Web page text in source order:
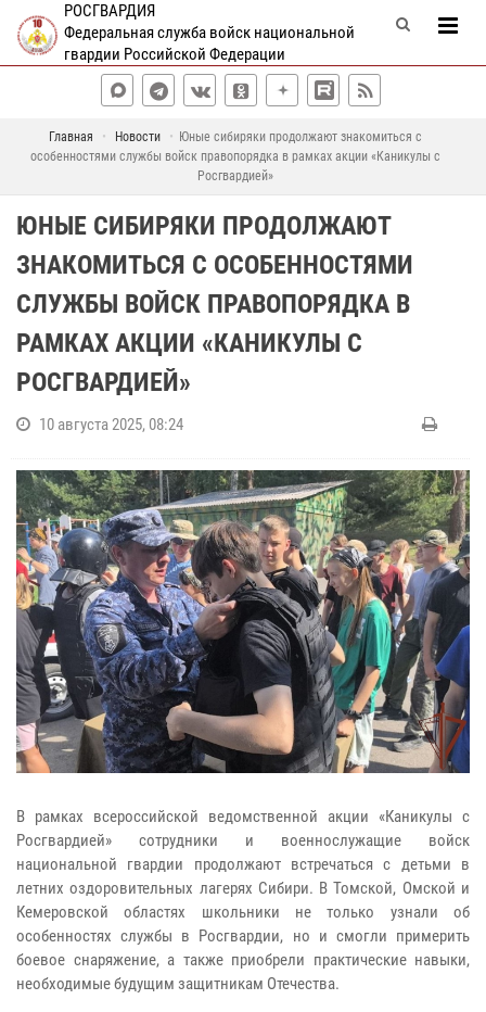
РОСГВАРДИЯ
Федеральная служба войск национальной
гвардии Российской Федерации
Главная Новости
Юные сибиряки продолжают знакомиться с
особенностями службы войск правопорядка в рамках акции «Каникулы с
Росгвардией»
ЮНЫЕ СИБИРЯКИ ПРОДОЛЖАЮТ
ЗНАКОМИТЬСЯ С ОСОБЕННОСТЯМИ
СЛУЖБЫ ВОЙСК ПРАВОПОРЯДКА В
РАМКАХ АКЦИИ «КАНИКУЛЫ С
РОСГВАРДИЕЙ»
10 августа 2025, 08:24
В рамках всероссийской ведомственной акции «Каникулы с
Росгвардией» сотрудники и военнослужащие войск
национальной гвардии продолжают встречаться с детьми в
летних оздоровительных лагерях Сибири. В Томской, Омской и
Кемеровской областях школьники не только узнали об
особенностях службы в Росгвардии, но и смогли примерить
боевое снаряжение, а также приобрели практические навыки,
необходимые будущим защитникам Отечества.